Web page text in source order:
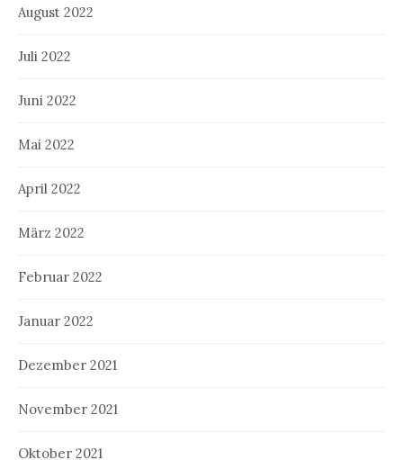
August 2022
Juli 2022
Juni 2022
Mai 2022
April 2022
März 2022
Februar 2022
Januar 2022
Dezember 2021
November 2021
Oktober 2021